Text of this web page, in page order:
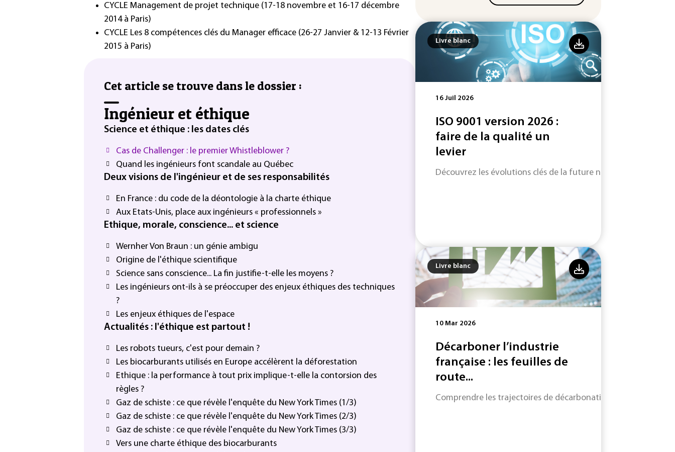
CYCLE Management de projet technique (17-18 novembre et 16-17 décembre
2014 à Paris)
CYCLE Les 8 compétences clés du Manager efficace (26-27 Janvier & 12-13 Février
2015 à Paris)
Cet article se trouve dans le dossier :
Ingénieur et éthique
Science et éthique : les dates clés
Cas de Challenger : le premier Whistleblower ?
Quand les ingénieurs font scandale au Québec
Deux visions de l'ingénieur et de ses responsabilités
En France : du code de la déontologie à la charte éthique
Aux Etats-Unis, place aux ingénieurs « professionnels »
Ethique, morale, conscience... et science
Wernher Von Braun : un génie ambigu
Origine de l'éthique scientifique
Science sans conscience... La fin justifie-t-elle les moyens ?
Les ingénieurs ont-ils à se préoccuper des enjeux éthiques des techniques
?
Les enjeux éthiques de l'espace
Actualités : l'éthique est partout !
Les robots tueurs, c'est pour demain ?
Les biocarburants utilisés en Europe accélèrent la déforestation
Ethique : la performance à tout prix implique-t-elle la contorsion des
règles ?
Gaz de schiste : ce que révèle l'enquête du New York Times (1/3)
Gaz de schiste : ce que révèle l'enquête du New York Times (2/3)
Gaz de schiste : ce que révèle l'enquête du New York Times (3/3)
Vers une charte éthique des biocarburants
Livre blanc
16 Juil 2026
ISO 9001 version 2026 :
faire de la qualité un
levier
Découvrez les évolutions clés de la future norme ISO 9001
Livre blanc
10 Mar 2026
Décarboner l’industrie
française : les feuilles de
route...
Comprendre les trajectoires de décarbonation de neuf filières